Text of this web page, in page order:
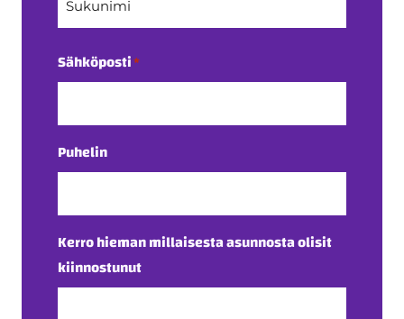
Sähköposti*
Puhelin
Kerro hieman millaisesta asunnosta olisit
kiinnostunut